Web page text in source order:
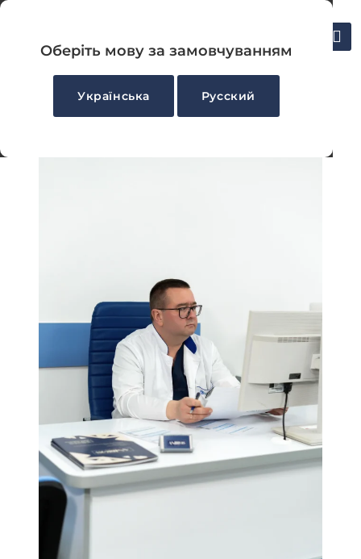
Оберіть мову за замовчуванням
Українська Русский
Відділення урології у Херсоні: Прийом та
консультація лікаря уролога